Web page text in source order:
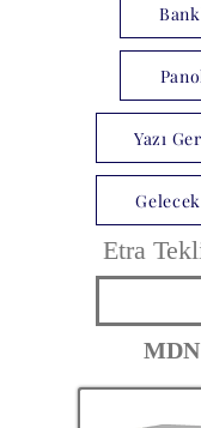
Yazı
Etra
MDN